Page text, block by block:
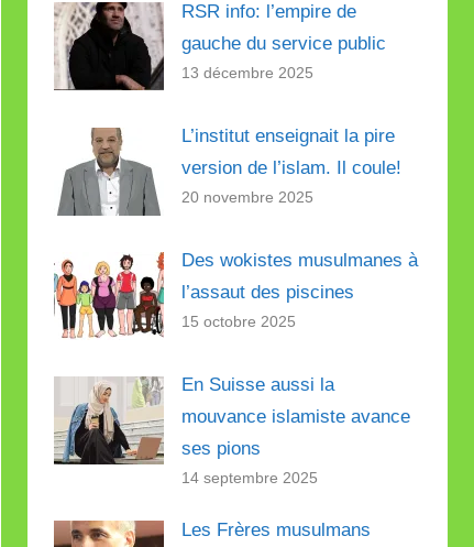
RSR info: l’empire de
gauche du service public
13 décembre 2025
L’institut enseignait la pire
version de l’islam. Il coule!
20 novembre 2025
Des wokistes musulmanes à
l’assaut des piscines
15 octobre 2025
En Suisse aussi la
mouvance islamiste avance
ses pions
14 septembre 2025
Les Frères musulmans